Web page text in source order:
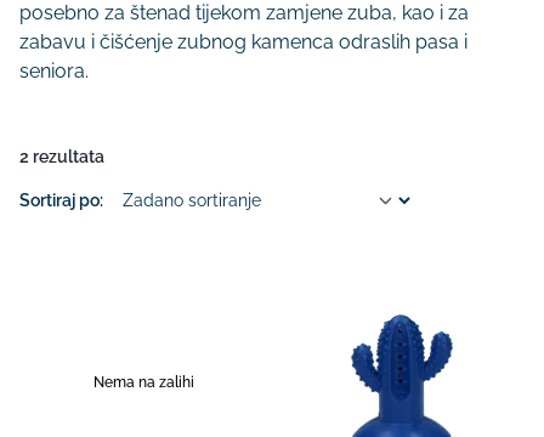
posebno za štenad tijekom zamjene zuba, kao i za
zabavu i čišćenje zubnog kamenca odraslih pasa i
seniora.
2 rezultata
Sortiraj po:
Nema na zalihi